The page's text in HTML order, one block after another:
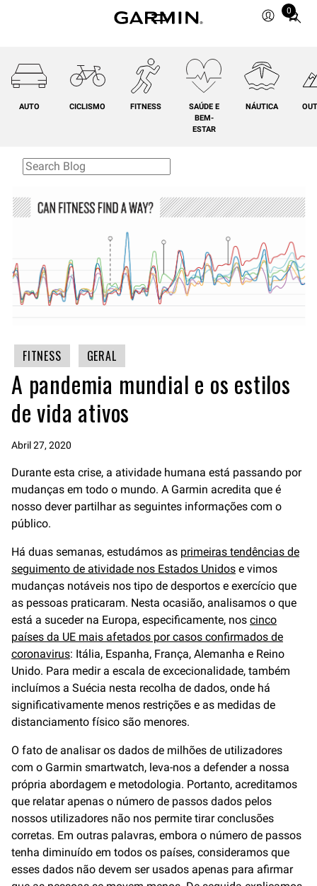
0
Total
AUTO CICLISMO FITNESS
SAÚDE E
BEM-
ESTAR
NÁUTICA
FITNESS GERAL
A pandemia mundial e os estilos
de vida ativos
Abril 27, 2020
Durante esta crise, a atividade humana está passando por
mudanças em todo o mundo. A Garmin acredita que é
nosso dever partilhar as seguintes informações com o
público.
Há duas semanas, estudámos as primeiras tendências de
seguimento de atividade nos Estados Unidos e vimos
mudanças notáveis nos tipo de desportos e exercício que
as pessoas praticaram. Nesta ocasião, analisamos o que
está a suceder na Europa, especificamente, nos cinco
países da UE mais afetados por casos confirmados de
coronavirus: Itália, Espanha, França, Alemanha e Reino
Unido. Para medir a escala de excecionalidade, também
incluímos a Suécia nesta recolha de dados, onde há
significativamente menos restrições e as medidas de
distanciamento físico são menores.
O fato de analisar os dados de milhões de utilizadores
com o Garmin smartwatch, leva-nos a defender a nossa
própria abordagem e metodologia. Portanto, acreditamos
que relatar apenas o número de passos dados pelos
nossos utilizadores não nos permite tirar conclusões
corretas. Em outras palavras, embora o número de passos
tenha diminuído em todos os países, consideramos que
esses dados não devem ser usados apenas para afirmar